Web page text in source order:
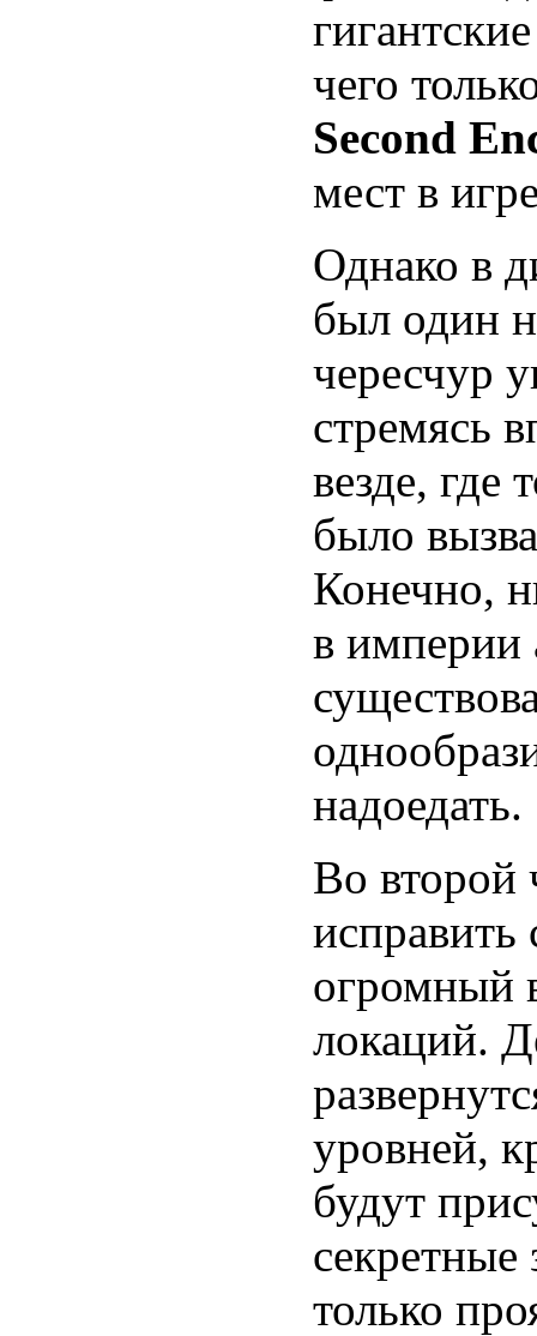
чего
Second
мест в
Однако в
был один
чересчур
стремясь
везде,
было
Конечно,
в империи
надоедать.
Во второй
огромный
локаций.
уровней,
будут
только